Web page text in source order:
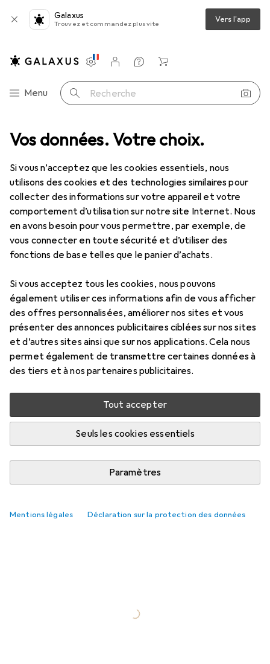
Vos données. Votre choix.
Si vous n’acceptez que les cookies essentiels, nous
utilisons des cookies et des technologies similaires pour
collecter des informations sur votre appareil et votre
comportement d’utilisation sur notre site Internet. Nous
en avons besoin pour vous permettre, par exemple, de
vous connecter en toute sécurité et d’utiliser des
fonctions de base telles que le panier d’achats.
Si vous acceptez tous les cookies, nous pouvons
également utiliser ces informations afin de vous afficher
des offres personnalisées, améliorer nos sites et vous
présenter des annonces publicitaires ciblées sur nos sites
et d’autres sites ainsi que sur nos applications. Cela nous
permet également de transmettre certaines données à
des tiers et à nos partenaires publicitaires.
Tout accepter
Seuls les cookies essentiels
Paramètres
Mentions légales Déclaration sur la protection des données
Galaxus
Trouvez et commandez plus vite Vers l'app
Navigation par catégorie
Menu Recherche
Paramètres
Compte client
Listes de comparaison
Listes d'envies
Panier
l'assortiment Mode Tout en mode Sacs
Sac banane
ProduitsForum